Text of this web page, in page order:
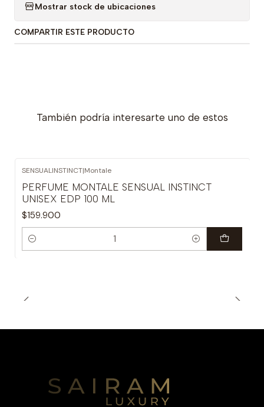
Mostrar stock de ubicaciones
COMPARTIR ESTE PRODUCTO
También podría interesarte uno de estos
SENSUALINSTINCT|Montale
PERFUME MONTALE SENSUAL INSTINCT
UNISEX EDP 100 ML
$159.900
Cantidad